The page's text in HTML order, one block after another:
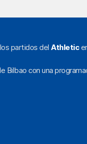
partidos del Athletic
con una